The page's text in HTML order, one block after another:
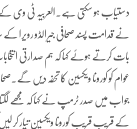
دستیاب ہو سکتی ہے۔العربیہ ٹی وی
نے قدامت پسند صحافی جیرالڈو رویرا کے
بات کرتے ہوئے کہا کہ ہم صدارتی
عوام کو کورونا ویکسین کا تحفہ دیں
جواب میں صدر ٹرمپ نے کہا کہ مجھے
کے قریب قریب کورونا ویکسین تیار کر